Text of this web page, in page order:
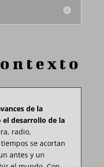
de la
desarrollo de la
radio,
se acortan
antes y un